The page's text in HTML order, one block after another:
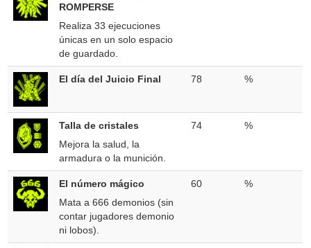
ROMPERSE
Realiza 33 ejecuciones
únicas en un solo espacio
de guardado.
El día del Juicio Final 78 %
Talla de cristales
Mejora la salud, la
armadura o la munición.
74 %
El número mágico
Mata a 666 demonios (sin
contar jugadores demonio
ni lobos).
60 %